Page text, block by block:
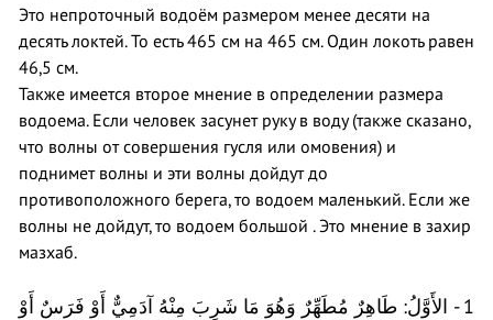
Это непроточный водоём размером менее десяти на
десять локтей. То есть 465 см на 465 см. Один локоть равен
46,5 см.
Также имеется второе мнение в определении размера
водоема. Если человек засунет руку в воду (также сказано,
что волны от совершения гусля или омовения) и
поднимет волны и эти волны дойдут до
противоположного берега, то водоем маленький. Если же
волны не дойдут, то водоем большой . Это мнение в захир
мазхаб.
1 - الأَوَّلُ: طَاهِرٌ مُطَهِّرٌ وَهُوَ مَا شَرِبَ مِنْهُ آدَمِيٌّ أَوْ فَرَسٌ أَوْ